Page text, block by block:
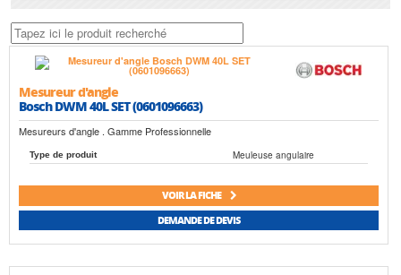
Mesureur d'angle
Bosch DWM 40L SET (0601096663)
Mesureurs d'angle . Gamme Professionnelle
Type de produit Meuleuse angulaire
VOIR LA FICHE
DEMANDE DE DEVIS